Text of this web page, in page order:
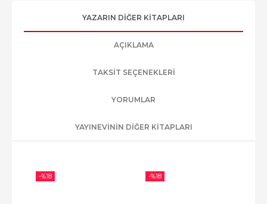
YAZARIN DIĞER KITAPLARI
AÇIKLAMA
TAKSIT SEÇENEKLERI
YORUMLAR
YAYINEVININ DIĞER KITAPLARI
-%18 -%18